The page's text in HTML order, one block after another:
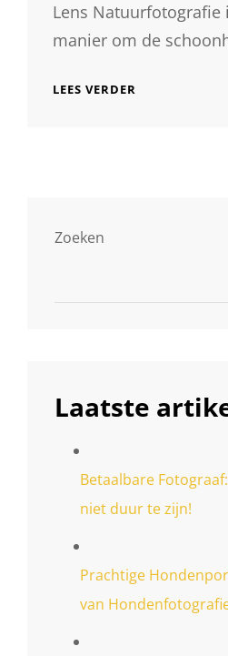
Lens Natuurfotografie
manier om de
LEES VERDER
Zoeken
Laatste
Betaalbare
niet duur te zijn!
Prachtige
van